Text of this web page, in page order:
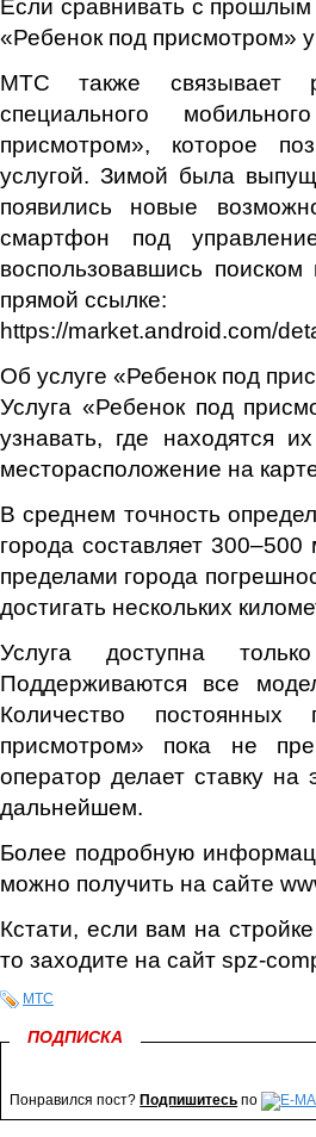
Если сравнивать с прошлым
«Ребенок под присмотром»
МТС также связывает
специального
присмотром», которое
услугой. Зимой была
появились новые
смартфон под
воспользовавшись
прямой ссылке:
https://market.android.com/
Об услуге «Ребенок под
Услуга «Ребенок под
узнавать, где находятся
месторасположение на
В среднем точность
города составляет
пределами города
достигать нескольких
Услуга доступна
Поддерживаются все
Количество постоянных
присмотром» пока не
оператор делает ставку
дальнейшем.
Более подробную
можно получить на сайте
Кстати, если вам на
то заходите на сайт spz-
МТС
ПОДПИСКА
Понравился пост? Подпишитесь по